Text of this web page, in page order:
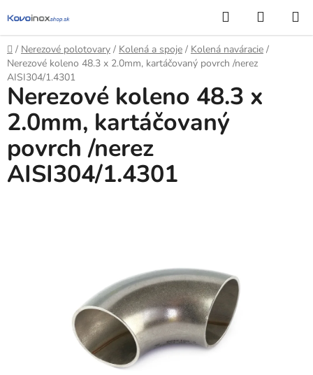
na
obsah
Hľadať
KOŠÍK
Domov
/ Nerezové polotovary / Kolená a spoje / Kolená naváracie /
Nerezové koleno 48.3 x 2.0mm, kartáčovaný povrch /nerez
AISI304/1.4301
Nerezové koleno 48.3 x
2.0mm, kartáčovaný
povrch /nerez
AISI304/1.4301